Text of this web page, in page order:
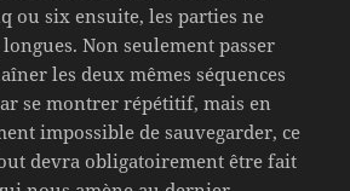
ou six ensuite, les parties ne
Non seulement passer
les deux mêmes séquences
se montrer répétitif, mais en
impossible de sauvegarder, ce
devra obligatoirement être fait